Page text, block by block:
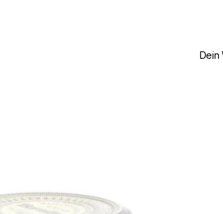
Dein